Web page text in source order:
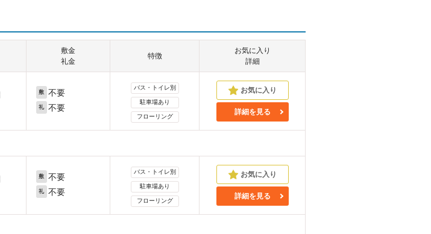
敷金
礼金
特徴
お気に入り
詳細
敷 不要
礼 不要
バス・トイレ別
駐車場あり
フローリング
詳細を見る
敷 不要
礼 不要
バス・トイレ別
駐車場あり
フローリング
詳細を見る